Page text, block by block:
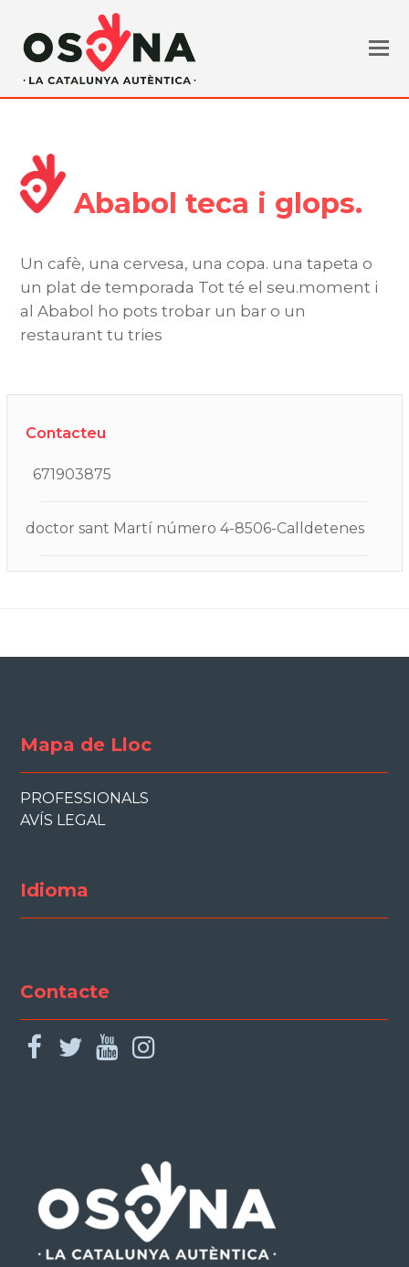
Ababol teca i glops.
Un cafè, una cervesa, una copa. una tapeta o
un plat de temporada Tot té el seu.moment i
al Ababol ho pots trobar un bar o un
restaurant tu tries
Contacteu
671903875
doctor sant Martí número 4-8506-Calldetenes
Mapa de Lloc
PROFESSIONALS
AVÍS LEGAL
Idioma
Contacte
facebook
twitteryoutube